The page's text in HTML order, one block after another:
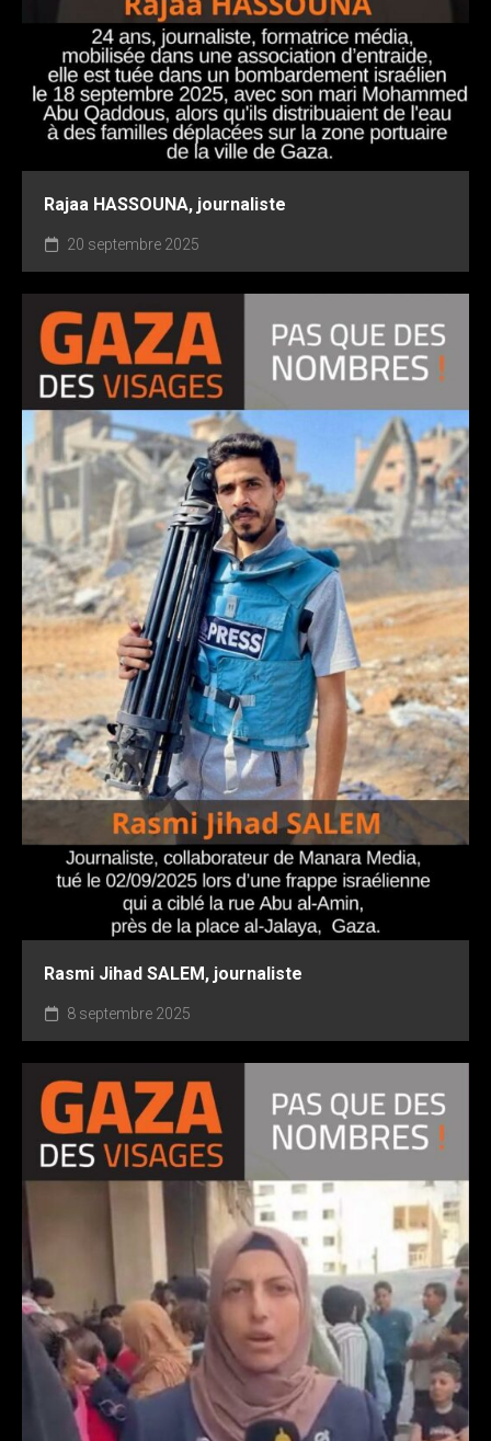
Rajaa HASSOUNA, journaliste
20 septembre 2025
Rasmi Jihad SALEM, journaliste
8 septembre 2025